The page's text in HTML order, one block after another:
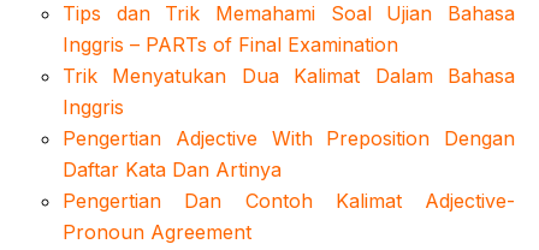
Tips dan Trik Memahami Soal Ujian Bahasa
Inggris – PARTs of Final Examination
Trik Menyatukan Dua Kalimat Dalam Bahasa
Inggris
Pengertian Adjective With Preposition Dengan
Daftar Kata Dan Artinya
Pengertian Dan Contoh Kalimat Adjective-
Pronoun Agreement